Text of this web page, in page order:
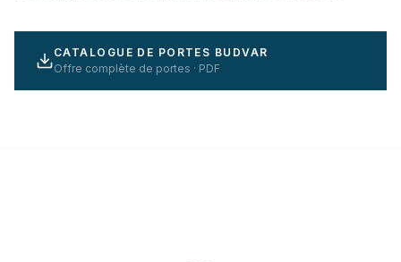
CATALOGUE DE PORTES BUDVAR
Offre complète de portes · PDF